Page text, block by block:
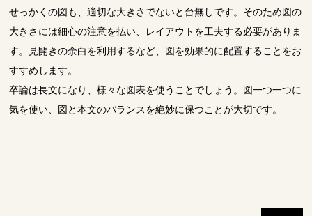
せっかくの図も、適切な大きさでないと台無しです。そのため図の
大きさには細心の注意を払い、レイアウトを工夫する必要がありま
す。見開きの余白を利用するなど、図を効果的に配置することをお
すすめします。
卒論は長文になり、様々な図表を使うことでしょう。図一つ一つに
気を使い、図と本文のバランスを絶妙に保つことが大切です。